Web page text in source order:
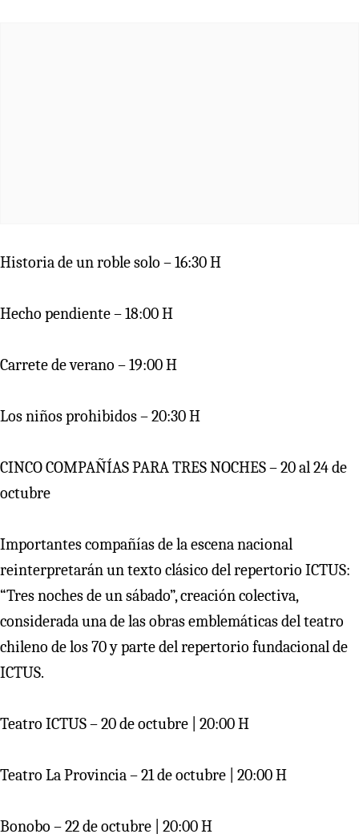
Historia de un roble solo – 16:30 H
Hecho pendiente – 18:00 H
Carrete de verano – 19:00 H
Los niños prohibidos – 20:30 H
CINCO COMPAÑÍAS PARA TRES NOCHES – 20 al 24 de
octubre
Importantes compañías de la escena nacional
reinterpretarán un texto clásico del repertorio ICTUS:
“Tres noches de un sábado”, creación colectiva,
considerada una de las obras emblemáticas del teatro
chileno de los 70 y parte del repertorio fundacional de
ICTUS.
Teatro ICTUS – 20 de octubre | 20:00 H
Teatro La Provincia – 21 de octubre | 20:00 H
Bonobo – 22 de octubre | 20:00 H